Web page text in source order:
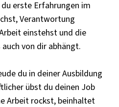
erste Erfahrungen im
Verantwortung
einstehst und die
von dir abhängt.
du in deiner Ausbildung
übst du deinen Job
Arbeit rockst, beinhaltet